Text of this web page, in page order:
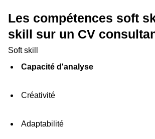
Les compétences soft
skill sur un CV
Soft skill
Capacité d'analyse
Créativité
Adaptabilité